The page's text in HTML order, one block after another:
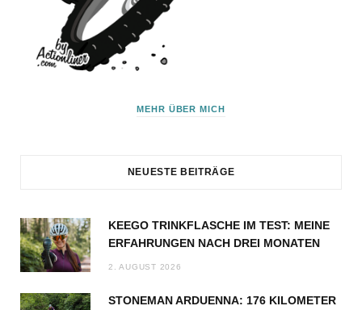
MEHR ÜBER MICH
NEUESTE BEITRÄGE
KEEGO TRINKFLASCHE IM TEST: MEINE
ERFAHRUNGEN NACH DREI MONATEN
2. AUGUST 2026
STONEMAN ARDUENNA: 176 KILOMETER